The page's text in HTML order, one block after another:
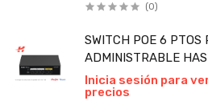
(0)
SWITCH POE 6 PTOS
ADMINISTRABLE
Inicia sesión para
precios